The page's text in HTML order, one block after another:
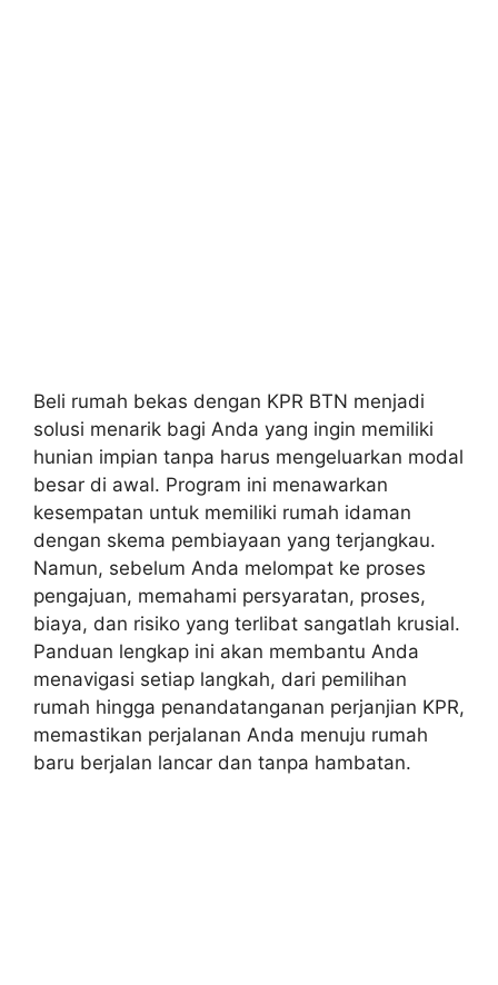
Beli rumah bekas dengan KPR BTN menjadi
solusi menarik bagi Anda yang ingin memiliki
hunian impian tanpa harus mengeluarkan modal
besar di awal. Program ini menawarkan
kesempatan untuk memiliki rumah idaman
dengan skema pembiayaan yang terjangkau.
Namun, sebelum Anda melompat ke proses
pengajuan, memahami persyaratan, proses,
biaya, dan risiko yang terlibat sangatlah krusial.
Panduan lengkap ini akan membantu Anda
menavigasi setiap langkah, dari pemilihan
rumah hingga penandatanganan perjanjian KPR,
memastikan perjalanan Anda menuju rumah
baru berjalan lancar dan tanpa hambatan.